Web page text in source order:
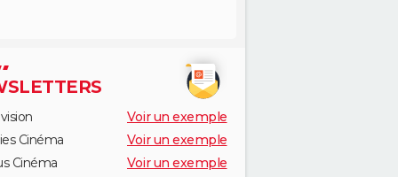
Voir un exemple
Cinéma
Voir un exemple
Cinéma
Voir un exemple